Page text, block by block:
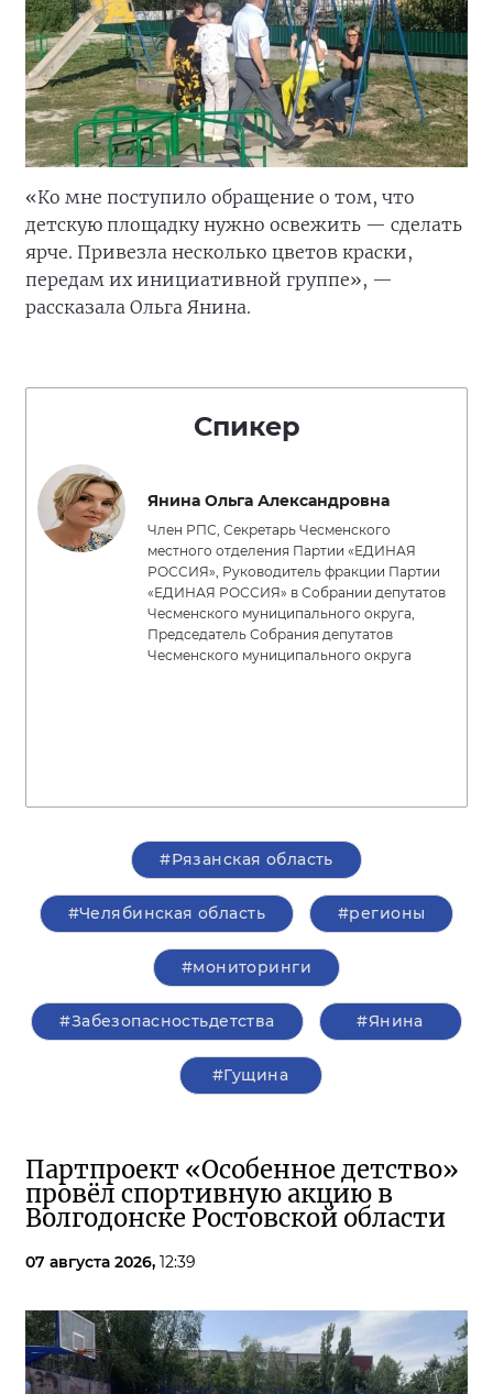
«Ко мне поступило обращение о том, что
детскую площадку нужно освежить — сделать
ярче. Привезла несколько цветов краски,
передам их инициативной группе», —
рассказала Ольга Янина.
Спикер
Янина Ольга Александровна
Член РПС, Секретарь Чесменского
местного отделения Партии «ЕДИНАЯ
РОССИЯ», Руководитель фракции Партии
«ЕДИНАЯ РОССИЯ» в Собрании депутатов
Чесменского муниципального округа,
Председатель Собрания депутатов
Чесменского муниципального округа
#Рязанская область
#Челябинская область #регионы
#мониторинги
#Забезопасностьдетства #Янина
#Гущина
Партпроект «Особенное детство»
провёл спортивную акцию в
Волгодонске Ростовской области
07 августа 2026, 12:39